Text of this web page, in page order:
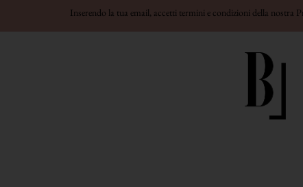
Inserendo la tua email, accetti termini e condizioni della nostra